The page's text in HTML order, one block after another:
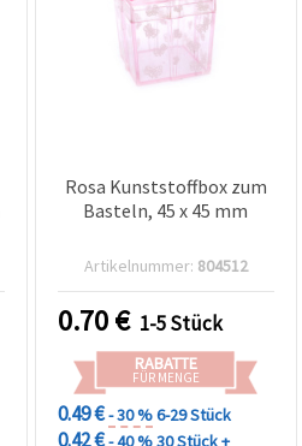
Rosa Kunststoffbox zum
Basteln, 45 x 45 mm
Artikelnummer: 804512
0.70€ 1-5 Stück
RABATTE
FÜR MENGE
0.49 €- 30 %6-29 Stück
0.42 €- 40 %30 Stück +